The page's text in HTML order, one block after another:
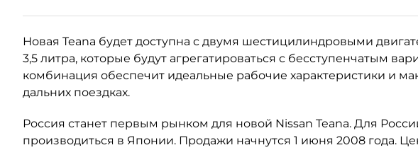
Новая Teana будет доступна с двумя шестицилиндровыми
3,5 литра, которые будут агрегатироваться с бесступенчатым
комбинация обеспечит идеальные рабочие характеристики и
дальних поездках.
Россия станет первым рынком для новой Nissan Teana. Для
производиться в Японии. Продажи начнутся 1 июня 2008 года.